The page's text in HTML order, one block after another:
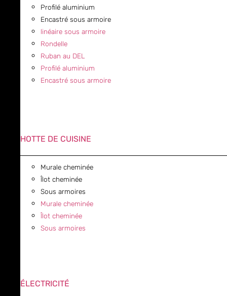
Profilé aluminium
Encastré sous armoire
linéaire sous armoire
Rondelle
Ruban au DEL
Profilé aluminium
Encastré sous armoire
HOTTE DE CUISINE
Murale cheminée
Îlot cheminée
Sous armoires
Murale cheminée
Îlot cheminée
Sous armoires
ÉLECTRICITÉ